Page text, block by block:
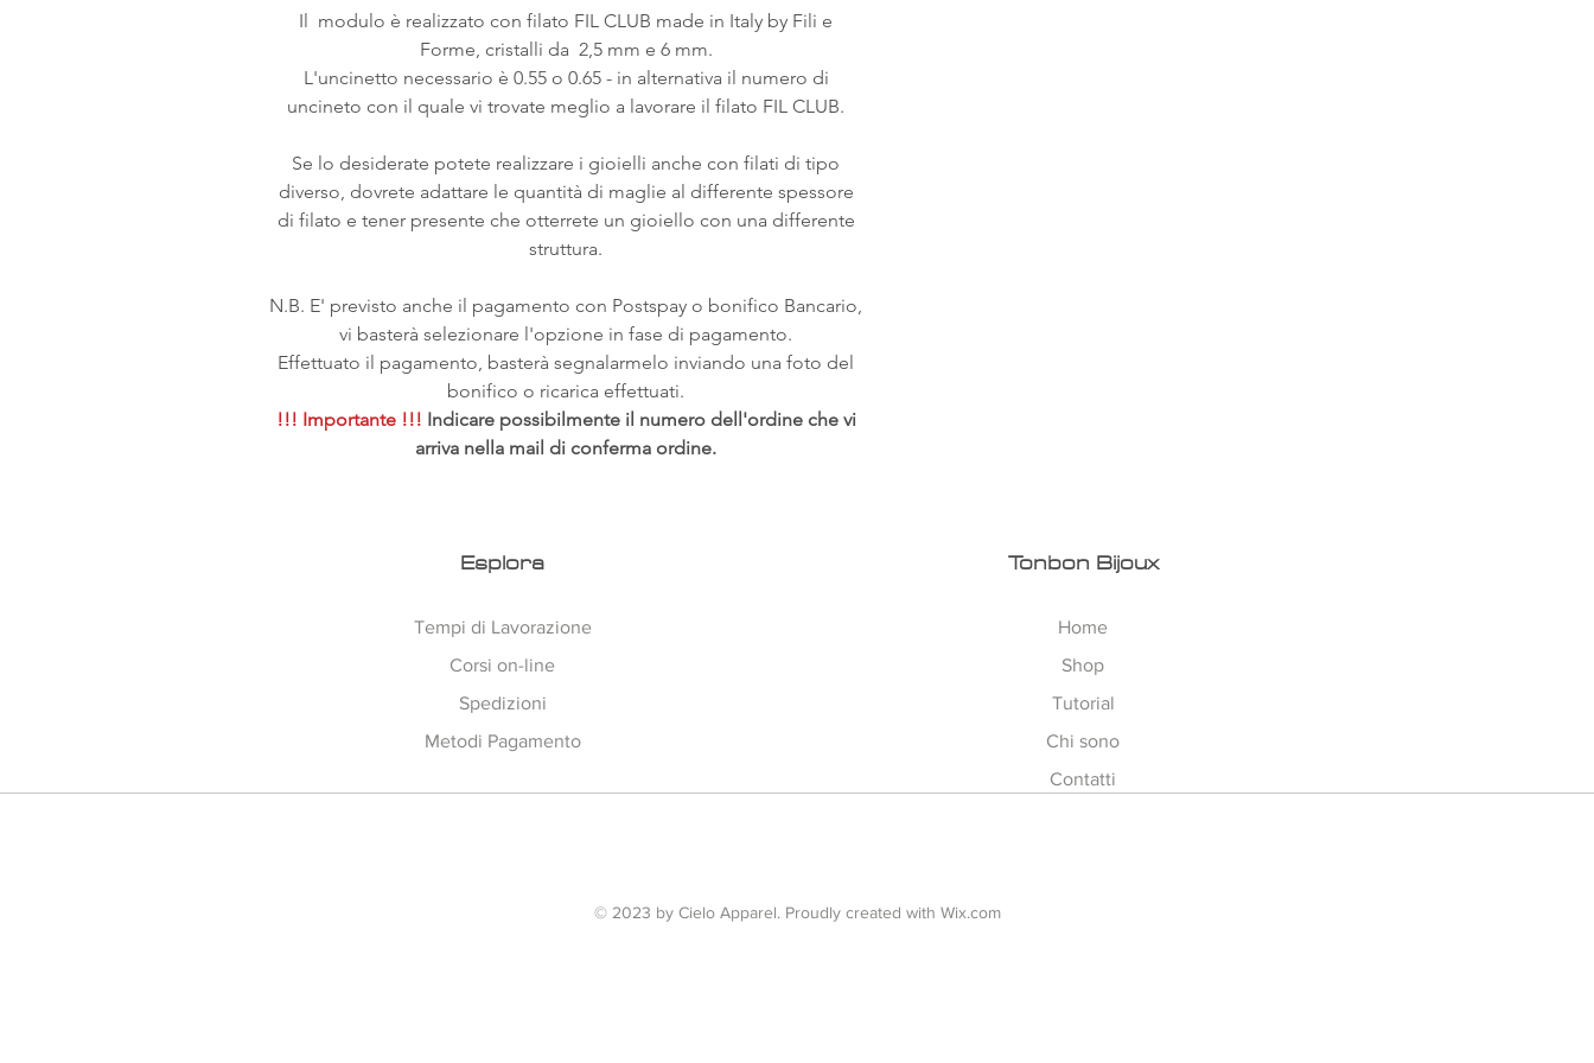
Il modulo è realizzato con filato FIL CLUB made in Italy by Fili e
Forme, cristalli da 2,5 mm e 6 mm.
L'uncinetto necessario è 0.55 o 0.65 - in alternativa il numero di
uncineto con il quale vi trovate meglio a lavorare il filato FIL CLUB.
Se lo desiderate potete realizzare i gioielli anche con filati di tipo
diverso, dovrete adattare le quantità di maglie al differente spessore
di filato e tener presente che otterrete un gioiello con una differente
struttura.
N.B. E' previsto anche il pagamento con Postspay o bonifico Bancario,
vi basterà selezionare l'opzione in fase di pagamento.
Effettuato il pagamento, basterà segnalarmelo inviando una foto del
bonifico o ricarica effettuati.
!!! Importante !!! Indicare possibilmente il numero dell'ordine che vi
arriva nella mail di conferma ordine.
Esplora
Tempi di Lavorazione
Corsi on-line
Spedizioni
Metodi Pagamento
Tonbon Bijoux
Home
Shop
Tutorial
Chi sono
Contatti
© 2023 by Cielo Apparel. Proudly created with Wix.com